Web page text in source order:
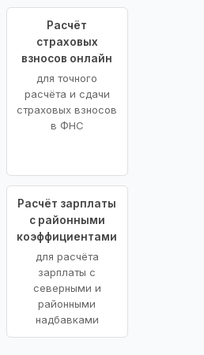
Расчёт
страховых
взносов онлайн
для точного
расчёта и сдачи
страховых взносов
в ФНС
Расчёт зарплаты
с районными
коэффициентами
для расчёта
зарплаты с
северными и
районными
надбавками